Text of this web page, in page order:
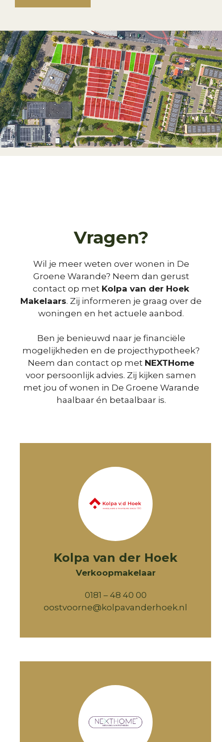
Vragen?
Wil je meer weten over wonen in De
Groene Warande? Neem dan gerust
contact op met Kolpa van der Hoek
Makelaars. Zij informeren je graag over de
woningen en het actuele aanbod.
Ben je benieuwd naar je financiële
mogelijkheden en de projecthypotheek?
Neem dan contact op met NEXTHome
voor persoonlijk advies. Zij kijken samen
met jou of wonen in De Groene Warande
haalbaar én betaalbaar is.
Kolpa van der Hoek
Verkoopmakelaar
0181 – 48 40 00
oostvoorne@kolpavanderhoek.nl